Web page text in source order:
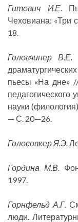
Гитович И.Е.
Чеховиана: «Три
18.
Головчинер В.Е.
пьесы «На дне» //
науки
— С. 20—26.
Голосовкер Я.Э.
Гордина М.В.
1997.
Горнфельд А.Г.
люди.